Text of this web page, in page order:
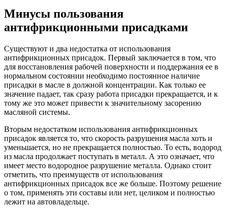
Минусы пользования
антифрикционными присадками
Существуют и два недостатка от использования
антифрикционных присадок. Первый заключается в том, что
для восстановления рабочей поверхности и поддержания ее в
нормальном состоянии необходимо постоянное наличие
присадки в масле в должной концентрации. Как только ее
значение падает, так сразу работа присадки прекращается, и к
тому же это может привести к значительному засорению
масляной системы.
Вторым недостатком использования антифрикционных
присадок является то, что скорость разрушения масла хоть и
уменьшается, но не прекращается полностью. То есть, водород
из масла продолжает поступать в металл. А это означает, что
имеет место водородное разрушение металла. Однако стоит
отметить, что преимуществ от использования
антифрикционных присадок все же больше. Поэтому решение
о том, применять эти составы или нет, целиком и полностью
лежит на автовладельце.